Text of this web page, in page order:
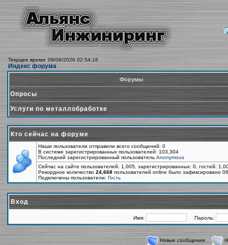
Текущее время: 09/08/2026 02:54:16
Индекс форума
Форумы
Опросы
Услуги по металлобработке
Кто сейчас на форуме
Наши пользователи отправили всего сообщений: 0
В системе зарегистрированных пользователей: 103,304
Последний зарегистрированный пользователь Anonymous
Сейчас на сайте пользователей: 1,005, зарегистрированных: 0, гостей:
Рекордное количество 24,668 пользователей online было зафиксировано
Подключены пользователи: Гость
Вход
Имя: Пароль:
Новые сообщения